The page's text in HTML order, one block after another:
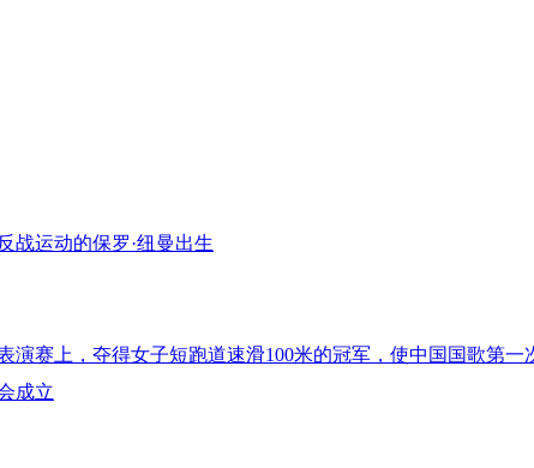
战运动的保罗·纽曼出生
演赛上，夺得女子短跑道速滑100米的冠军，使中国国歌第一
成立